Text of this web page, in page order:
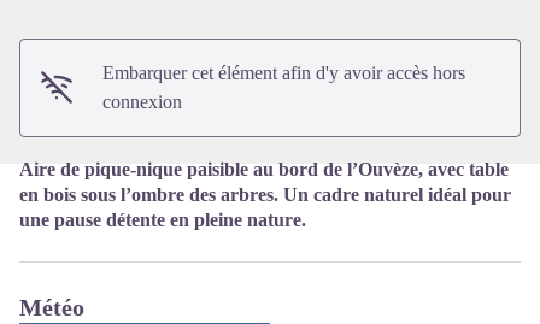
Embarquer cet élément afin d'y avoir accès hors
connexion
Aire de pique-nique paisible au bord de l’Ouvèze, avec table
en bois sous l’ombre des arbres. Un cadre naturel idéal pour
une pause détente en pleine nature.
Météo